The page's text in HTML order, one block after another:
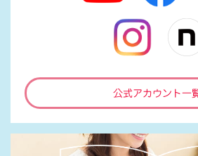
公式アカウント一